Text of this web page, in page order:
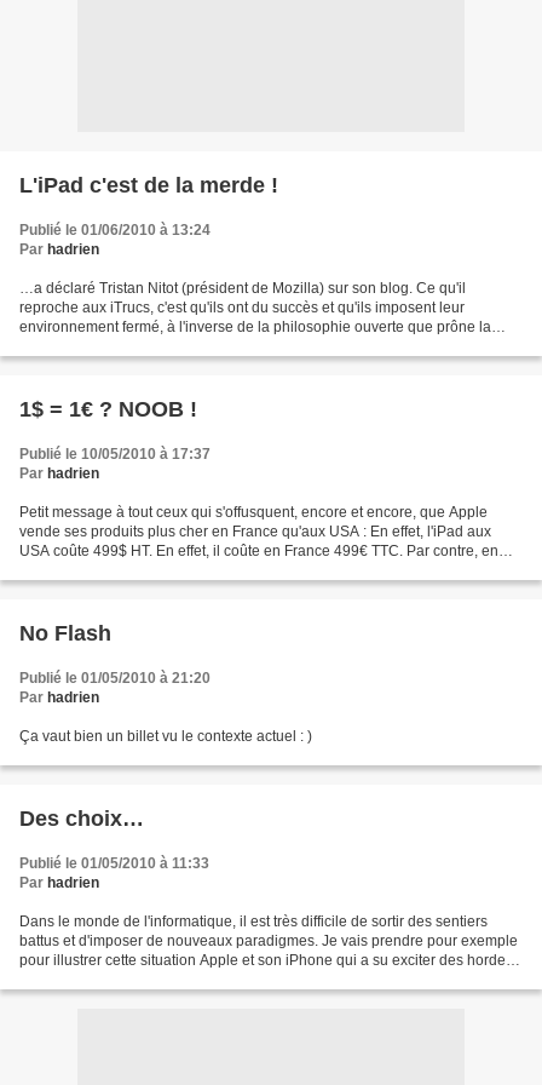
L'iPad c'est de la merde !
Publié le 01/06/2010 à 13:24
Par hadrien
…a déclaré Tristan Nitot (président de Mozilla) sur son blog. Ce qu'il
reproche aux iTrucs, c'est qu'ils ont du succès et qu'ils imposent leur
environnement fermé, à l'inverse de la philosophie ouverte que prône la
1$ = 1€ ? NOOB !
Publié le 10/05/2010 à 17:37
Par hadrien
Petit message à tout ceux qui s'offusquent, encore et encore, que Apple
vende ses produits plus cher en France qu'aux USA : En effet, l'iPad aux
USA coûte 499$ HT. En effet, il coûte en France 499€ TTC. Par contre, en
No Flash
Publié le 01/05/2010 à 21:20
Par hadrien
Ça vaut bien un billet vu le contexte actuel : )
Des choix…
Publié le 01/05/2010 à 11:33
Par hadrien
Dans le monde de l'informatique, il est très difficile de sortir des sentiers
battus et d'imposer de nouveaux paradigmes. Je vais prendre pour exemple
pour illustrer cette situation Apple et son iPhone qui a su exciter des hordes